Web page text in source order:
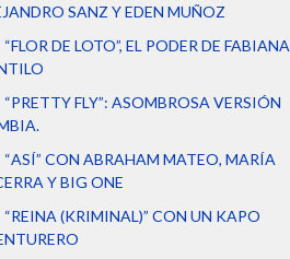
SANZ Y EDEN MUÑOZ
“FLOR DE LOTO”, EL PODER DE FABIANA
“PRETTY FLY”: ASOMBROSA VERSIÓN
“ASÍ” CON ABRAHAM MATEO, MARÍA
Y BIG ONE
“REINA (KRIMINAL)” CON UN KAPO